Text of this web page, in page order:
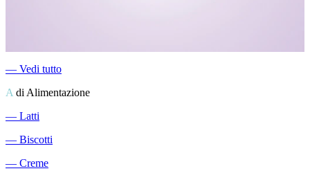
― Vedi tutto
A di Alimentazione
― Latti
― Biscotti
― Creme